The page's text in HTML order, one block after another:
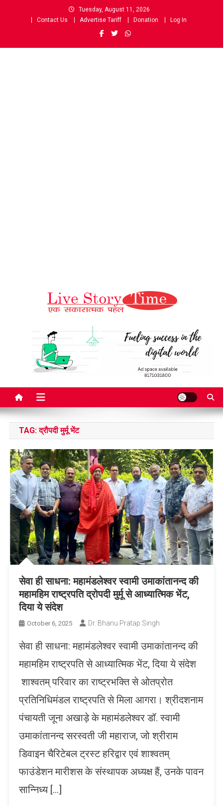
Tuesday, August 11, 2026
Contact Us
Advertise Tariff Donation Log In
Live Story Time
TAG:द्रौपदी मुर्मू भेंट
सेवा ही साधना: महामंडलेश्वर स्वामी उमाकांतानन्द की
महामहिम राष्ट्रपति द्रोपदी मुर्मू से आध्यात्मिक भेंट,
दिया ये संदेश
October 6, 2025 Dr. Bhanu Pratap Singh
सेवा ही साधना: महामंडलेश्वर स्वामी उमाकांतानन्द की
महामहिम राष्ट्रपति से आध्यात्मिक भेंट, दिया ये संदेश
शाश्वतम् परिवार का राष्ट्रभक्ति से ओतप्रोत
प्रतिनिधिमंडल राष्ट्रपति से मिला आगरा। श्रीदशनाम
पंचायती जूना अखाड़े के महामंडलेश्वर डॉ. स्वामी
उमाकांतानन्द सरस्वती जी महाराज, जो श्रीराम
डिवाइन चैरिटेबल ट्रस्ट हरिद्वार एवं शाश्वतम्
फाउंडेशन मारीशस के संस्थापक अध्यक्ष हैं, उनके पावन
सान्निध्य […]